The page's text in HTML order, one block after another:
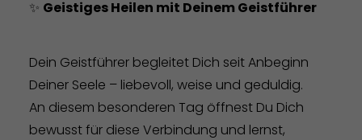
✨ Geistiges Heilen mit Deinem Geistführer
Dein Geistführer begleitet Dich seit Anbeginn
Deiner Seele – liebevoll, weise und geduldig.
An diesem besonderen Tag öffnest Du Dich
bewusst für diese Verbindung und lernst,